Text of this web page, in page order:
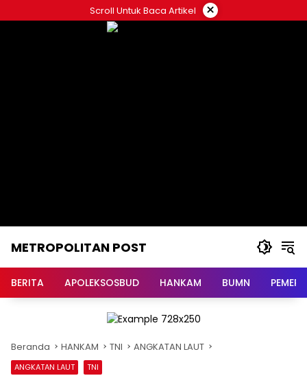
ke
Scroll Untuk Baca Artikel ×
METROPOLITAN POST
BERITA APOLEKSOSBUD HANKAM BUMN
Beranda HANKAM TNI ANGKATAN LAUT
ANGKATAN LAUT TNI